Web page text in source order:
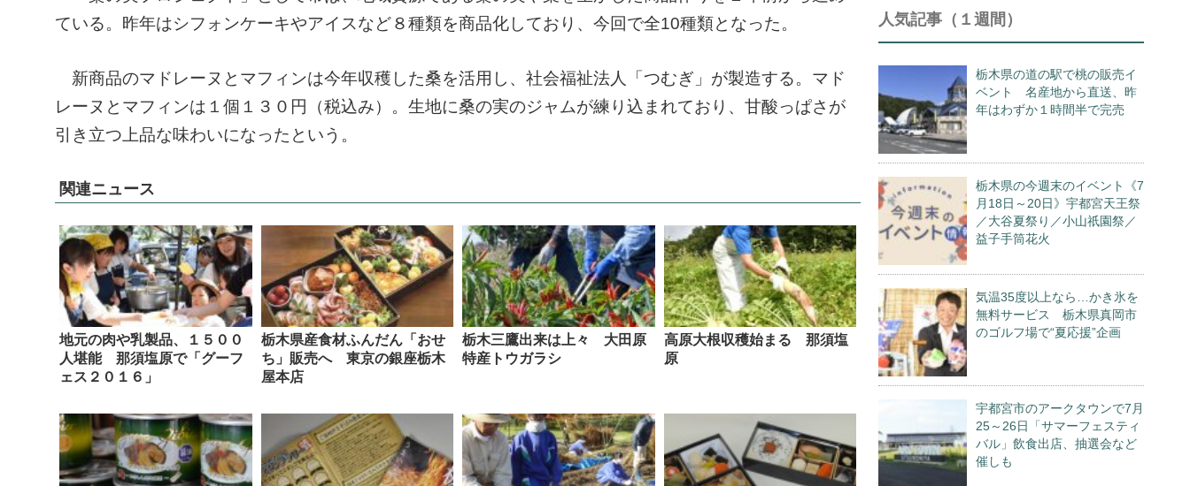
ている。昨年はシフォンケーキやアイスなど８種類を商品化しており、今回で全10種類となった。
新商品のマドレーヌとマフィンは今年収穫した桑を活用し、社会福祉法人「つむぎ」が製造する。マド
レーヌとマフィンは１個１３０円（税込み）。生地に桑の実のジャムが練り込まれており、甘酸っぱさが
引き立つ上品な味わいになったという。
関連ニュース
地元の肉や乳製品、１５００
人堪能 那須塩原で「グーフ
ェス２０１６」
栃木県産食材ふんだん「おせ
ち」販売へ 東京の銀座栃木
屋本店
栃木三鷹出来は上々 大田原
特産トウガラシ
高原大根収穫始まる 那須塩
原
人気記事（１週間）
栃木県の道の駅で桃の販売イ
ベント 名産地から直送、昨
年はわずか１時間半で完売
栃木県の今週末のイベント《7
月18日～20日》宇都宮天王祭
／大谷夏祭り／小山祇園祭／
益子手筒花火
気温35度以上なら…かき氷を
無料サービス 栃木県真岡市
のゴルフ場で“夏応援”企画
宇都宮市のアークタウンで7月
25～26日「サマーフェスティ
バル」飲食出店、抽選会など
催しも